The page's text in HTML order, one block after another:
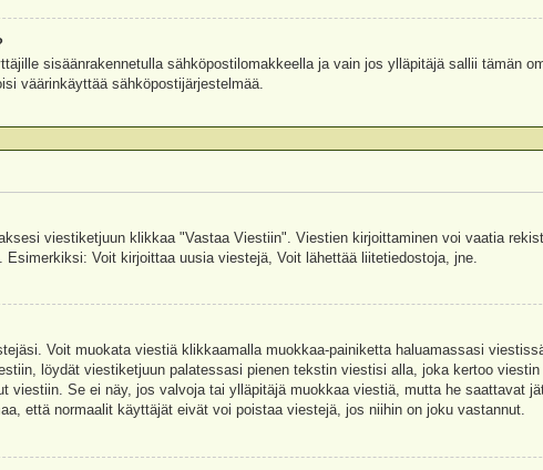
sisäänrakennetulla sähköpostilomakkeella ja vain jos ylläpitäjä sallii tämän
väärinkäyttää sähköpostijärjestelmää.
viestiketjuun klikkaa "Vastaa Viestiin". Viestien kirjoittaminen voi vaatia
Voit kirjoittaa uusia viestejä, Voit lähettää liitetiedostoja, jne.
Voit muokata viestiä klikkaamalla muokkaa-painiketta haluamassasi
löydät viestiketjuun palatessasi pienen tekstin viestisi alla, joka kertoo
viestiin. Se ei näy, jos valvoja tai ylläpitäjä muokkaa viestiä, mutta he saattavat
että normaalit käyttäjät eivät voi poistaa viestejä, jos niihin on joku vastannut.